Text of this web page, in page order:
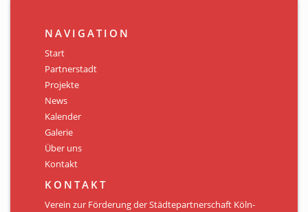
NAVIGATION
Start
Partnerstadt
Projekte
News
Kalender
Galerie
Über uns
Kontakt
KONTAKT
Verein zur Förderung der Städtepartnerschaft Köln-